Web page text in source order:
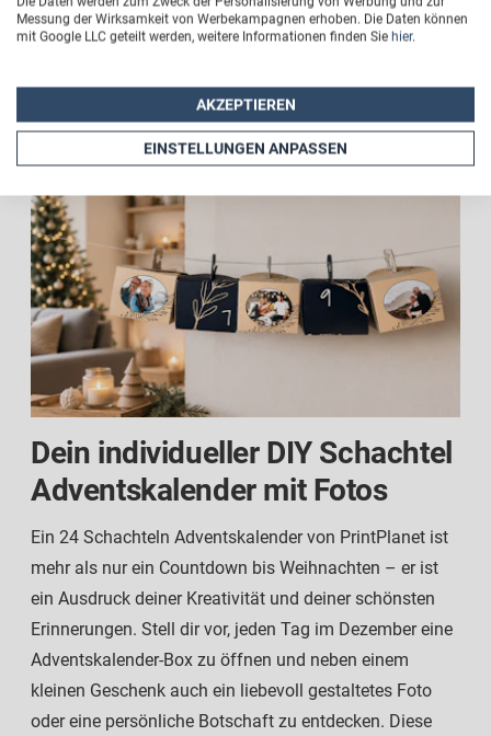
bringt eine neue Überraschung und steigert die
Dein individueller DIY Schachtel
Adventskalender mit Fotos
Ein 24 Schachteln Adventskalender von PrintPlanet ist
mehr als nur ein Countdown bis Weihnachten – er ist
ein Ausdruck deiner Kreativität und deiner schönsten
Erinnerungen. Stell dir vor, jeden Tag im Dezember eine
Adventskalender-Box zu öffnen und neben einem
kleinen Geschenk auch ein liebevoll gestaltetes Foto
oder eine persönliche Botschaft zu entdecken. Diese
Messung der Wirksamkeit von Werbekampagnen erhoben. Die Daten können
mit Google LLC geteilt werden, weitere Informationen finden Sie hier.
AKZEPTIEREN
EINSTELLUNGEN ANPASSEN